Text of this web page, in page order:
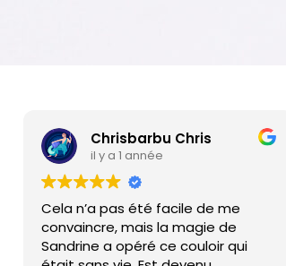
Chrisbarbu Chris
il y a 1 année
Cela n’a pas été facile de me
convaincre, mais la magie de
Sandrine a opéré ce couloir qui